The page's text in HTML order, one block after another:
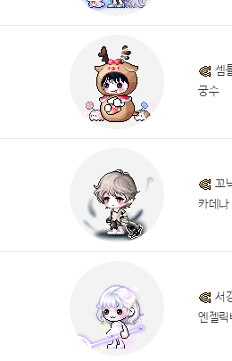
셈
궁수
꼬
카데나
서
엔젤릭